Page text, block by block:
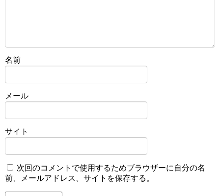
名前
メール
サイト
次回のコメントで使用するためブラウザーに自分の名
前、メールアドレス、サイトを保存する。